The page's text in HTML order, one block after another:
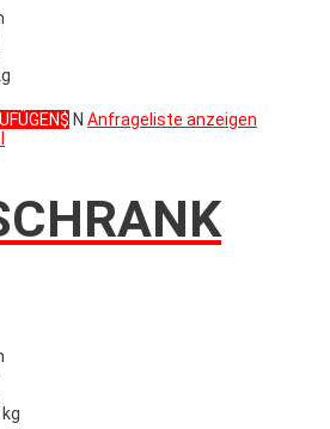
N Anfrageliste anzeigen